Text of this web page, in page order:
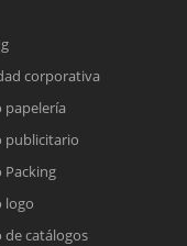
corporativa
papelería
publicitario
Packing
logo
de catálogos